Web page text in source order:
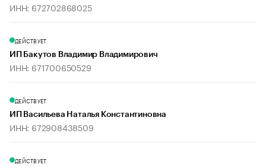
ИНН: 672702868025
ДЕЙСТВУЕТ
ИП Бакутов Владимир Владимирович
ИНН: 671700650529
ДЕЙСТВУЕТ
ИП Васильева Наталья Константиновна
ИНН: 672908438509
ДЕЙСТВУЕТ